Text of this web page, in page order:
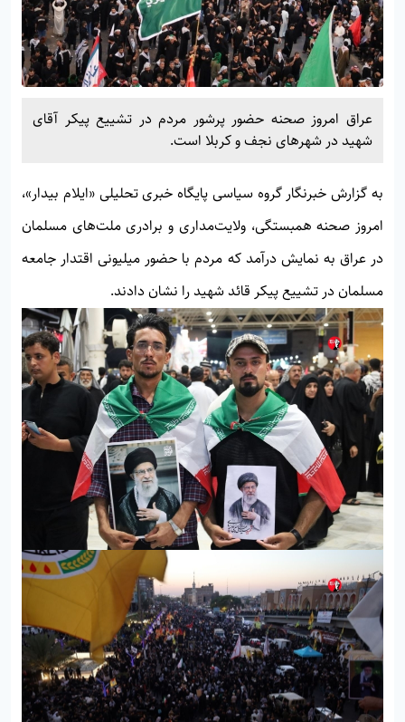
عراق امروز صحنه حضور پرشور مردم در تشییع پیکر آقای
شهید در شهرهای نجف و کربلا است.
به گزارش خبرنگار گروه سیاسی پایگاه خبری تحلیلی«ایلام بیدار»،
امروز صحنه همبستگی، ولایت‌مداری و برادری ملت‌های مسلمان
در عراق به نمایش درآمد که مردم با حضور میلیونی اقتدار جامعه
مسلمان در تشییع پیکر قائد شهید را نشان دادند.